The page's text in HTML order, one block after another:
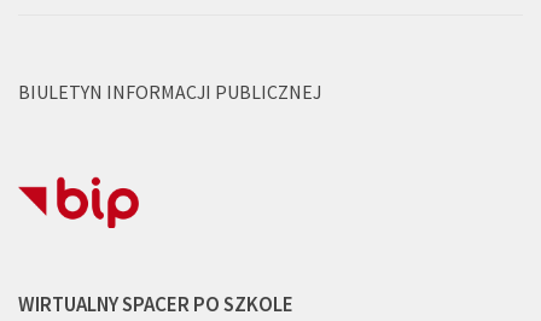
BIULETYN INFORMACJI PUBLICZNEJ
WIRTUALNY SPACER PO SZKOLE